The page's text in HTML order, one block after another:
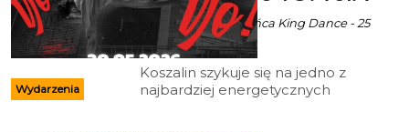
Wydarzenia
Ala za FB/Szkoła Tańca King Dance - 25
Maj 2026 godz. 11:35
Koszalin szykuje się na jedno z
najbardziej energetycznych